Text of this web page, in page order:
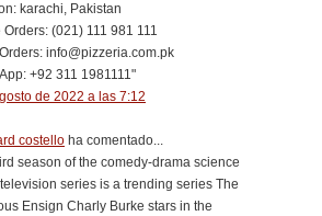
karachi, Pakistan
Orders: (021) 111 981 111
info@pizzeria.com.pk
+92 311 1981111"
de 2022 a las 7:12
costello ha comentado...
season of the comedy-drama science
series is a trending series The
Ensign Charly Burke stars in the